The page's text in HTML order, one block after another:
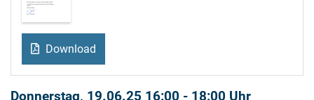
Download
Donnerstag, 19.06.25 16:00 - 18:00 Uhr